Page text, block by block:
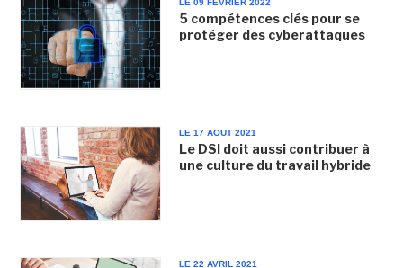
LE 09 FÉVRIER 2022
5 compétences clés pour se
protéger des cyberattaques
LE 17 AOUT 2021
Le DSI doit aussi contribuer à
une culture du travail hybride
LE 22 AVRIL 2021